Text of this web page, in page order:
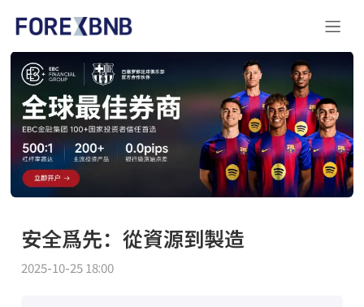
安全爲先：從資源到製造
2025-10-25 18:00